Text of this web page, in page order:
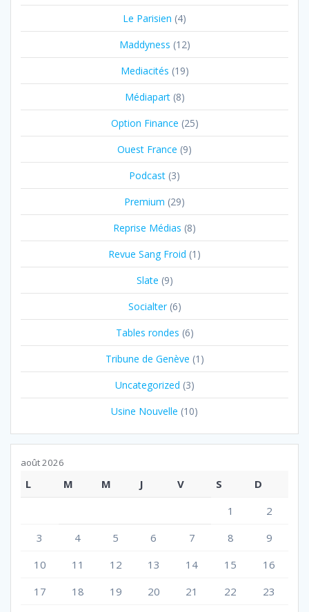
Le Parisien (4)
Maddyness (12)
Mediacités (19)
Médiapart(8)
Option Finance (25)
Ouest France (9)
Podcast (3)
Premium (29)
Reprise Médias (8)
Revue Sang Froid (1)
Slate (9)
Socialter(6)
Tables rondes (6)
Tribune de Genève (1)
Uncategorized (3)
Usine Nouvelle (10)
août 2026
L M M J V S
D
1
2
3
4 5 6 7 8
9
10
11 12 13 14 15
16
17
18 19 20 21 22
23